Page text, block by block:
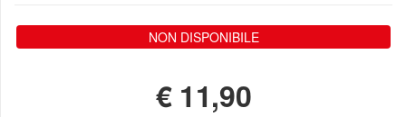
NON DISPONIBILE
€ 11,90